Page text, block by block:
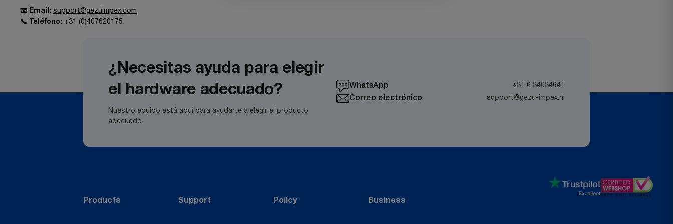
📧 Email: support@gezuimpex.com
📞 Teléfono: +31 (0)407620175
¿Necesitas ayuda para elegir
el hardware adecuado?
Nuestro equipo está aquí para ayudarte a elegir el producto
adecuado.
WhatsApp +31 6 34034641
Correo electrónico support@gezu-impex.nl
Products Support Policy Business